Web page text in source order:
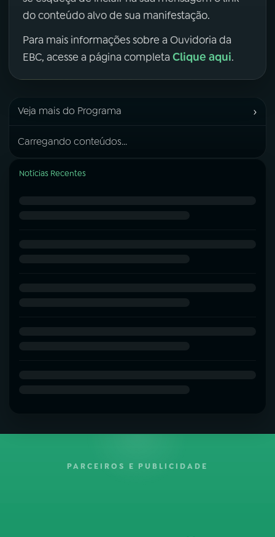
do conteúdo alvo de sua manifestação.
Para mais informações sobre a Ouvidoria da
EBC, acesse a página completa Clique aqui.
Veja mais do Programa ›
Carregando conteúdos...
Notícias Recentes
PARCEIROS E PUBLICIDADE